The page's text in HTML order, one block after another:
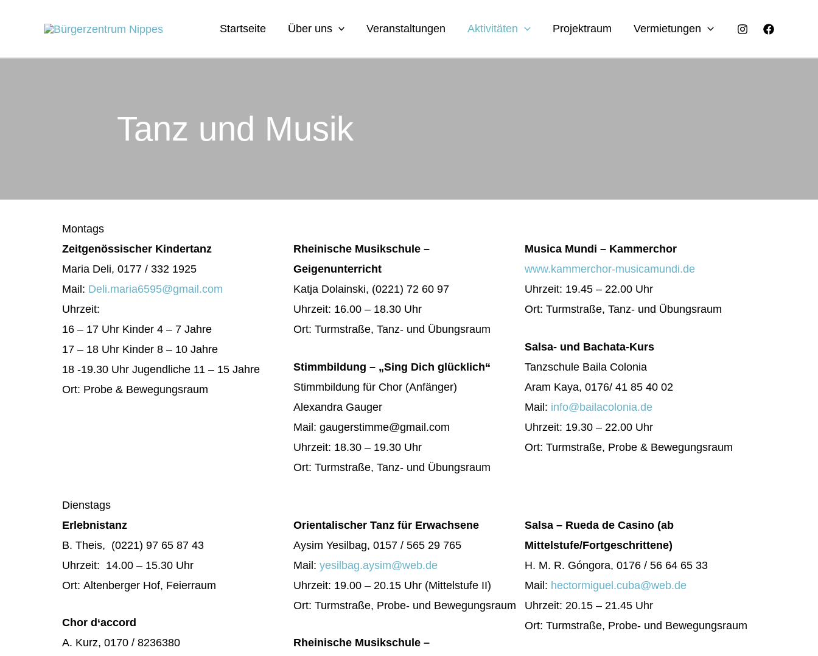
Startseite Über uns Veranstaltungen Aktivitäten Projektraum Vermietungen
Tanz und Musik
Montags
Zeitgenössischer Kindertanz
Maria Deli, 0177 / 332 1925
Mail: Deli.maria6595@gmail.com
Uhrzeit:
16 – 17 Uhr Kinder 4 – 7 Jahre
17 – 18 Uhr Kinder 8 – 10 Jahre
18 -19.30 Uhr Jugendliche 11 – 15 Jahre
Ort: Probe & Bewegungsraum
Rheinische Musikschule –
Geigenunterricht
Katja Dolainski, (0221) 72 60 97
Uhrzeit: 16.00 – 18.30 Uhr
Ort: Turmstraße, Tanz- und Übungsraum
Stimmbildung – „Sing Dich glücklich“
Stimmbildung für Chor (Anfänger)
Alexandra Gauger
Mail: gaugerstimme@gmail.com
Uhrzeit: 18.30 – 19.30 Uhr
Ort: Turmstraße, Tanz- und Übungsraum
Musica Mundi – Kammerchor
www.kammerchor-musicamundi.de
Uhrzeit: 19.45 – 22.00 Uhr
Ort: Turmstraße, Tanz- und Übungsraum
Salsa- und Bachata-Kurs
Tanzschule Baila Colonia
Aram Kaya, 0176/ 41 85 40 02
Mail: info@bailacolonia.de
Uhrzeit: 19.30 – 22.00 Uhr
Ort: Turmstraße, Probe & Bewegungsraum
Dienstags
Erlebnistanz
B. Theis, (0221) 97 65 87 43
Uhrzeit: 14.00 – 15.30 Uhr
Ort: Altenberger Hof, Feierraum
Chor d‘accord
A. Kurz, 0170 / 8236380
Orientalischer Tanz für Erwachsene
Aysim Yesilbag, 0157 / 565 29 765
Mail: yesilbag.aysim@web.de
Uhrzeit: 19.00 – 20.15 Uhr (Mittelstufe II)
Ort: Turmstraße, Probe- und Bewegungsraum
Rheinische Musikschule –
Salsa – Rueda de Casino (ab
Mittelstufe/Fortgeschrittene)
H. M. R. Góngora, 0176 / 56 64 65 33
Mail: hectormiguel.cuba@web.de
Uhrzeit: 20.15 – 21.45 Uhr
Ort: Turmstraße, Probe- und Bewegungsraum